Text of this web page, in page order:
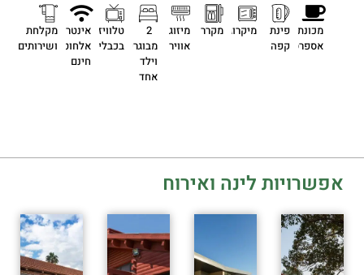
מכונת
אספרסו
פינת
קפה
מיקרוגלמקרר
מיזוג
אוויר
2
מבוגרים
וילד
אחד
טלוויזיה
בכבלים
אינטרנט
אלחוטי
חינם
מקלחת
ושירותים
אפשרויות לינה ואירוח